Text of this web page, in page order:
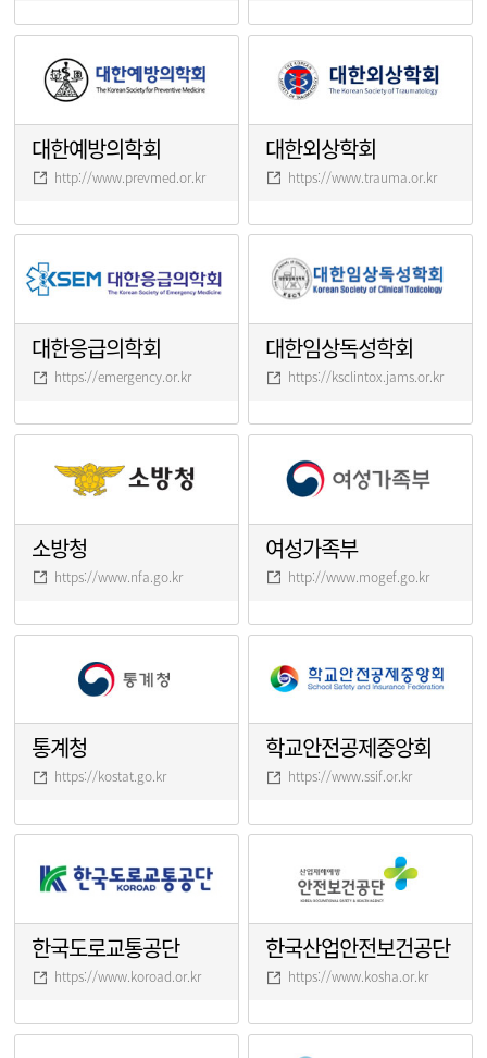
대한예방의학회
http://www.prevmed.or.kr
대한외상학회
https://www.trauma.or.kr
대한응급의학회
https://emergency.or.kr
대한임상독성학회
https://ksclintox.jams.or.kr
소방청
https://www.nfa.go.kr
여성가족부
http://www.mogef.go.kr
통계청
https://kostat.go.kr
학교안전공제중앙회
https://www.ssif.or.kr
한국도로교통공단
https://www.koroad.or.kr
한국산업안전보건공단
https://www.kosha.or.kr